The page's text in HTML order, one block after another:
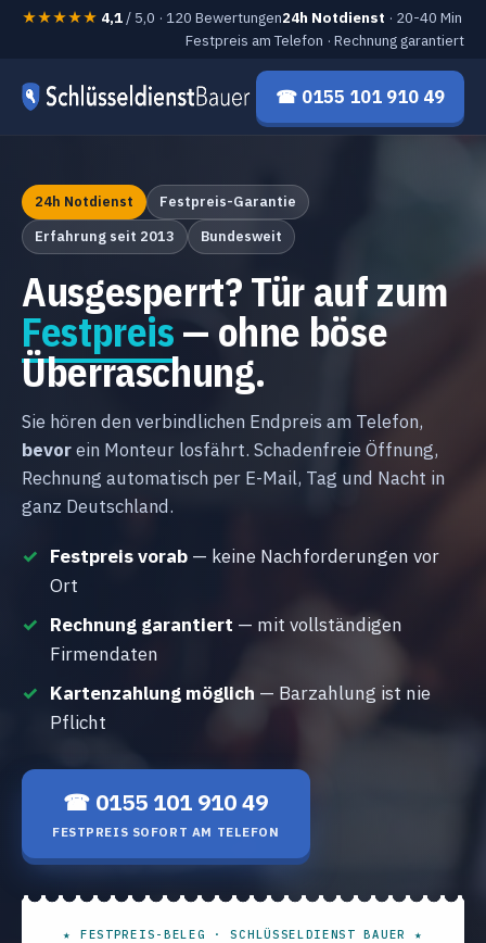
★★★★★ 4,1/ 5,0 · 120 Bewertungen24h Notdienst · 20-40 Min
Festpreis am Telefon · Rechnung garantiert
☎ 0155 101 910 49
24h Notdienst
Festpreis-Garantie
Erfahrung seit 2013
Bundesweit
Ausgesperrt? Tür auf zum
Festpreis— ohne böse
Überraschung.
Sie hören den verbindlichen Endpreis am Telefon,
bevorein Monteur losfährt. Schadenfreie Öffnung,
Rechnung automatisch per E-Mail, Tag und Nacht in
ganz Deutschland.
Festpreis vorab — keine Nachforderungen vor
Ort
Rechnung garantiert — mit vollständigen
Firmendaten
Kartenzahlung möglich — Barzahlung ist nie
Pflicht
☎ 0155 101 910 49
FESTPREIS SOFORT AM TELEFON
★ FESTPREIS-BELEG · SCHLÜSSELDIENST BAUER ★